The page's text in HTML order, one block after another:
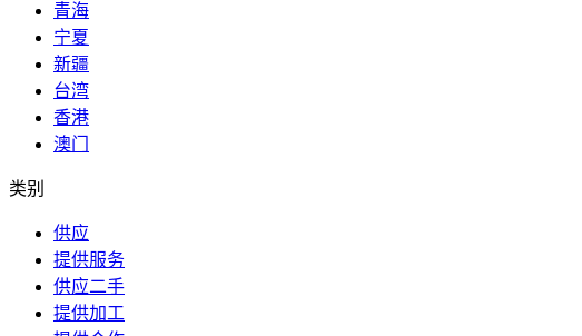
青海
宁夏
新疆
台湾
香港
澳门
类别
供应
提供服务
供应二手
提供加工